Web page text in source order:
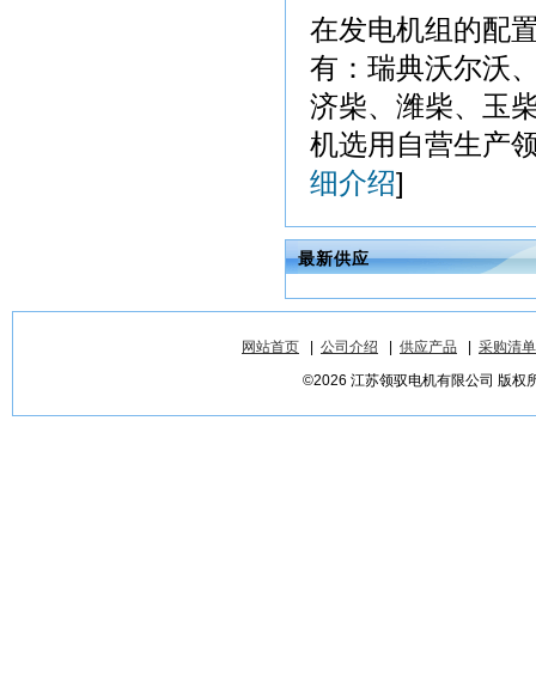
在发电机组的配
有：瑞典沃尔沃
济柴、潍柴、玉
机选用自营生产
细介绍]
最新供应
网站首页 公司介绍 供应产品
采购清单
©2026 江苏领驭电机有限公司 版权